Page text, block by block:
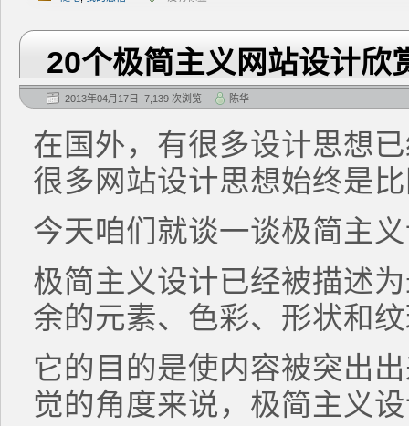
20个极简主义网站设计欣
2013年04月17日 7,139 次浏览 陈华
在国外，有很多设计思想
很多网站设计思想始终是
今天咱们就谈一谈极简主
极简主义设计已经被描述
余的元素、色彩、形状和
它的目的是使内容被突出
觉的角度来说，极简主义